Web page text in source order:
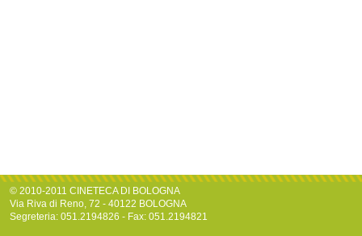
© 2010-2011 CINETECA DI BOLOGNA
Via Riva di Reno, 72 - 40122 BOLOGNA
Segreteria: 051.2194826 - Fax: 051.2194821